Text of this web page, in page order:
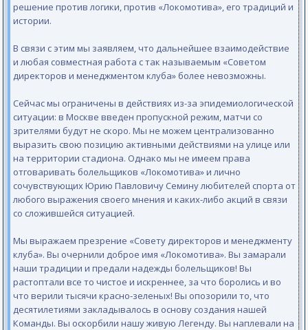
решение против логики, против «Локомотива», его традиций и
истории.
В связи с этим мы заявляем, что дальнейшее взаимодействие
и любая совместная работа с так называемым «Советом
директоров и менеджментом клуба» более невозможны.
Сейчас мы ограничены в действиях из-за эпидемиологической
ситуации: в Москве введен пропускной режим, матчи со
зрителями будут не скоро. Мы не можем централизованно
выразить свою позицию активными действиями на улице или
на территории стадиона. Однако мы не имеем права
отговаривать болельщиков «Локомотива» и лично
сочувствующих Юрию Павловичу Семину любителей спорта от
любого выражения своего мнения и каких-либо акций в связи
со сложившейся ситуацией.
Мы выражаем презрение «Совету директоров и менеджменту
клуба». Вы очернили доброе имя «Локомотива». Вы замарали
наши традиции и предали надежды болельщиков! Вы
растоптали все то чистое и искреннее, за что боролись и во
что верили тысячи красно-зеленых! Вы опозорили то, что
десятилетиями закладывалось в основу создания нашей
Команды. Вы оскорбили нашу живую Легенду. Вы наплевали на